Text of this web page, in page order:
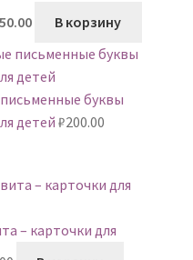
₽350.00.
В корзину
буквы
детей ₽200.00
– карточки для